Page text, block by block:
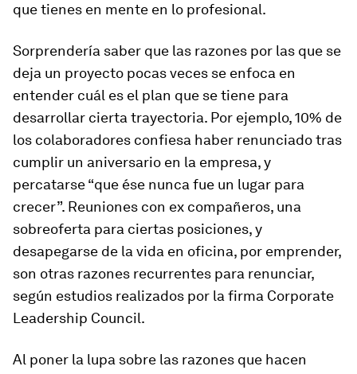
que tienes en mente en lo profesional.
Sorprendería saber que las razones por las que se
deja un proyecto pocas veces se enfoca en
entender cuál es el plan que se tiene para
desarrollar cierta trayectoria. Por ejemplo, 10% de
los colaboradores confiesa haber renunciado tras
cumplir un aniversario en la empresa, y
percatarse “que ése nunca fue un lugar para
crecer”. Reuniones con ex compañeros, una
sobreoferta para ciertas posiciones, y
desapegarse de la vida en oficina, por emprender,
son otras razones recurrentes para renunciar,
según estudios realizados por la firma Corporate
Leadership Council.
Al poner la lupa sobre las razones que hacen